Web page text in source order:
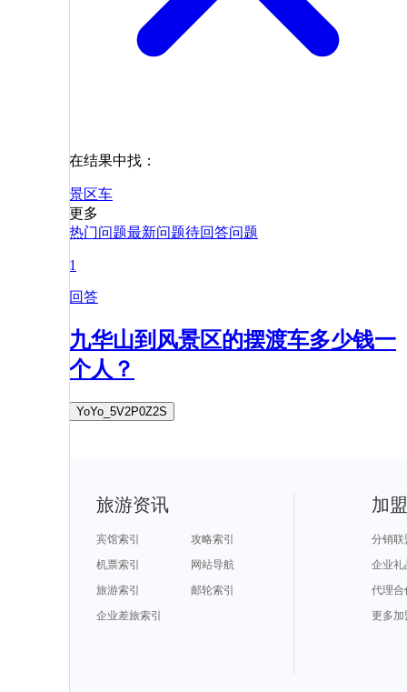
在结果中找：
景区车
更多
热门问题最新问题待回答问题
1
回答
九华山到风景区的摆渡车多少钱一
个人？
YoYo_5V2P0Z2S
旅游资讯
宾馆索引
攻略索引
机票索引
网站导航
旅游索引
邮轮索引
企业差旅索引
加
分销联
企业礼
代理合
更多加